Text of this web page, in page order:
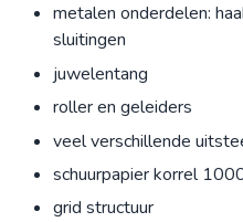
metalen onderdelen:
sluitingen
juwelentang
roller en geleiders
veel verschillende
schuurpapier korrel
grid structuur